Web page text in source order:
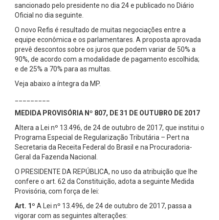
sancionado pelo presidente no dia 24 e publicado no Diário
Oficial no dia seguinte.
O novo Refis é resultado de muitas negociações entre a
equipe econômica e os parlamentares. A proposta aprovada
prevê descontos sobre os juros que podem variar de 50% a
90%, de acordo com a modalidade de pagamento escolhida;
e de 25% a 70% para as multas.
Veja abaixo a íntegra da MP.
MEDIDA PROVISÓRIA Nº 807, DE 31 DE OUTUBRO DE 2017
Altera a Lei nº 13.496, de 24 de outubro de 2017, que institui o
Programa Especial de Regularização Tributária – Pert na
Secretaria da Receita Federal do Brasil e na Procuradoria-
Geral da Fazenda Nacional.
O PRESIDENTE DA REPÚBLICA, no uso da atribuição que lhe
confere o art. 62 da Constituição, adota a seguinte Medida
Provisória, com força de lei:
Art. 1º A Lei nº 13.496, de 24 de outubro de 2017, passa a
vigorar com as seguintes alterações: